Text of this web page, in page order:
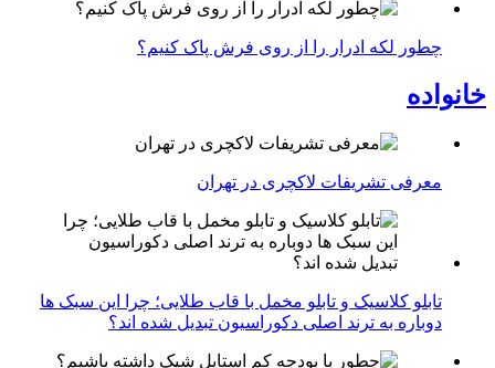
چطور لکه ادرار را از روی فرش پاک کنیم؟
خانواده
معرفی تشریفات لاکچری در تهران
تابلو کلاسیک و تابلو مخمل با قاب طلایی؛ چرا این سبک ها
دوباره به ترند اصلی دکوراسیون تبدیل شده اند؟